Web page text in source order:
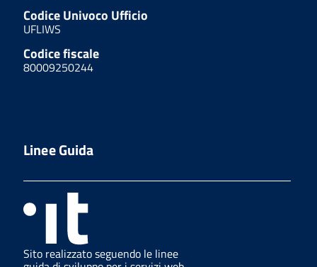
Codice Univoco Ufficio
UFLIWS
Codice fiscale
80009250244
Linee Guida
Sito realizzato seguendo le linee